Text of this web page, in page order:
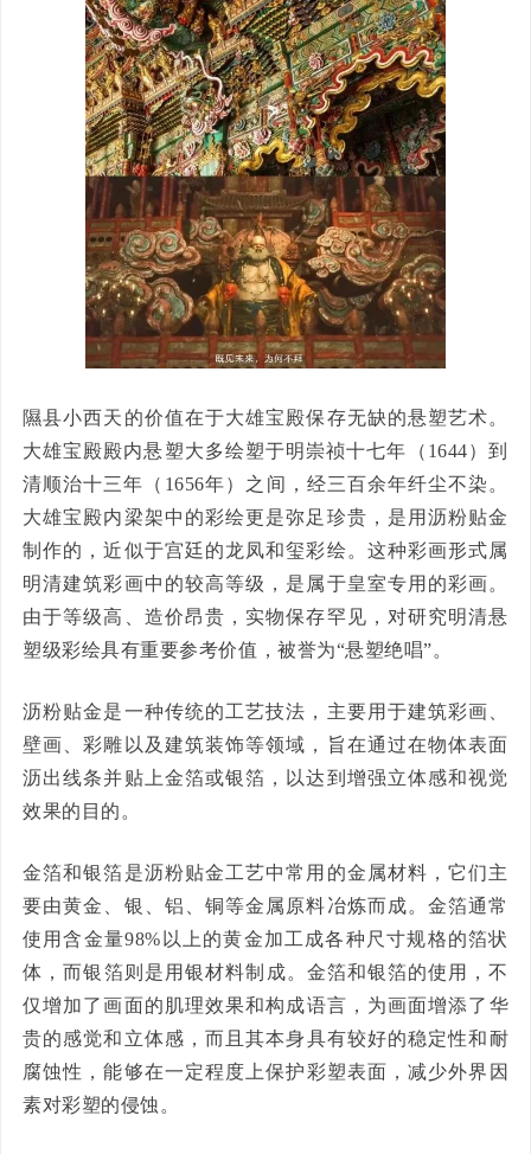
隰县小西天的价值在于大雄宝殿保存无缺的悬塑艺术。
大雄宝殿殿内悬塑大多绘塑于明崇祯十七年（1644）到
清顺治十三年（1656年）之间，经三百余年纤尘不染。
大雄宝殿内梁架中的彩绘更是弥足珍贵，是用沥粉贴金
制作的，近似于宫廷的龙凤和玺彩绘。这种彩画形式属
明清建筑彩画中的较高等级，是属于皇室专用的彩画。
由于等级高、造价昂贵，实物保存罕见，对研究明清悬
塑级彩绘具有重要参考价值，被誉为“悬塑绝唱”。
沥粉贴金是一种传统的工艺技法，主要用于建筑彩画、
壁画、彩雕以及建筑装饰等领域，旨在通过在物体表面
沥出线条并贴上金箔或银箔，以达到增强立体感和视觉
效果的目的。
金箔和银箔是沥粉贴金工艺中常用的金属材料，它们主
要由黄金、银、铝、铜等金属原料冶炼而成。金箔通常
使用含金量98%以上的黄金加工成各种尺寸规格的箔状
体，而银箔则是用银材料制成。 金箔和银箔的使用，不
仅增加了画面的肌理效果和构成语言，为画面增添了华
贵的感觉和立体感，而且其本身具有较好的稳定性和耐
腐蚀性，能够在一定程度上保护彩塑表面，减少外界因
素对彩塑的侵蚀。